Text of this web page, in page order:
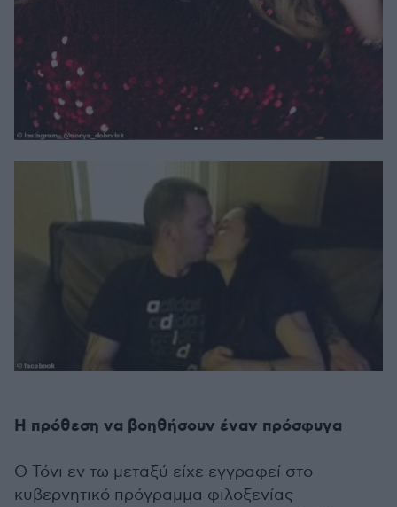
Η πρόθεση να βοηθήσουν έναν πρόσφυγα
Ο Τόνι εν τω μεταξύ είχε εγγραφεί στο
κυβερνητικό πρόγραμμα φιλοξενίας